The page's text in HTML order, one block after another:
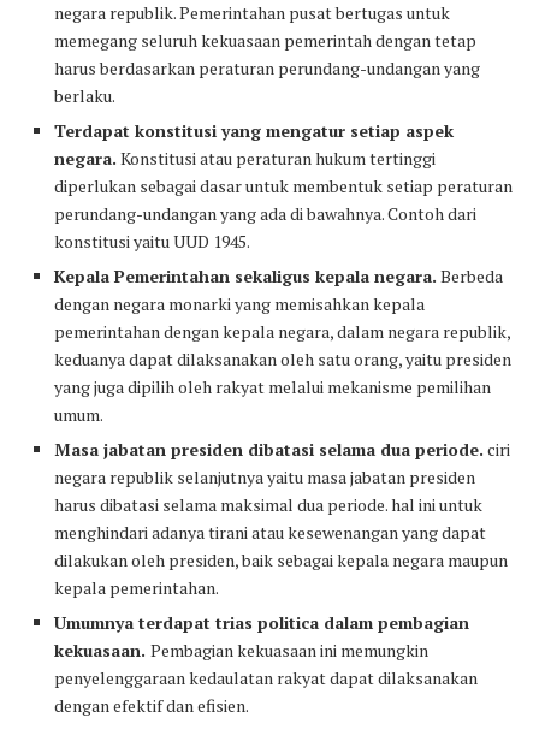
negara republik. Pemerintahan pusat bertugas untuk
memegang seluruh kekuasaan pemerintah dengan tetap
harus berdasarkan peraturan perundang-undangan yang
berlaku.
Terdapat konstitusi yang mengatur setiap aspek
negara. Konstitusi atau peraturan hukum tertinggi
diperlukan sebagai dasar untuk membentuk setiap peraturan
perundang-undangan yang ada di bawahnya. Contoh dari
konstitusi yaitu UUD 1945.
Kepala Pemerintahan sekaligus kepala negara. Berbeda
dengan negara monarki yang memisahkan kepala
pemerintahan dengan kepala negara, dalam negara republik,
keduanya dapat dilaksanakan oleh satu orang, yaitu presiden
yang juga dipilih oleh rakyat melalui mekanisme pemilihan
umum.
Masa jabatan presiden dibatasi selama dua periode. ciri
negara republik selanjutnya yaitu masa jabatan presiden
harus dibatasi selama maksimal dua periode. hal ini untuk
menghindari adanya tirani atau kesewenangan yang dapat
dilakukan oleh presiden, baik sebagai kepala negara maupun
kepala pemerintahan.
Umumnya terdapat trias politica dalam pembagian
kekuasaan. Pembagian kekuasaan ini memungkin
penyelenggaraan kedaulatan rakyat dapat dilaksanakan
dengan efektif dan efisien.